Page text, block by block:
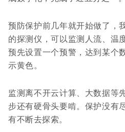
预防保护前几年就开始做了，
的探测仪，可以监测人流、温
预先设置一个预警，达到某个
示黄色。
监测离不开云计算、大数据等
步还有硬骨头要啃。保护没有
有不断去探索。